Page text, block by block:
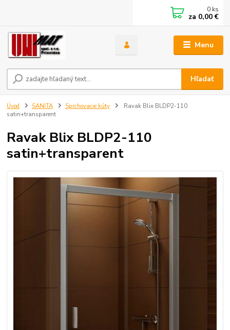
Menu
Hľadať
0 ks
za 0,00 €
Úvod SANITA Sprchovacie kúty
Ravak Blix BLDP2-110
satin+transparent
Ravak Blix BLDP2-110
satin+transparent